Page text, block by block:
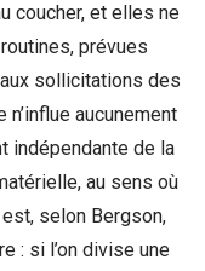
coucher, et elles ne
prévues
sollicitations des
aucunement
indépendante de la
au sens où
selon Bergson,
: si l’on divise une